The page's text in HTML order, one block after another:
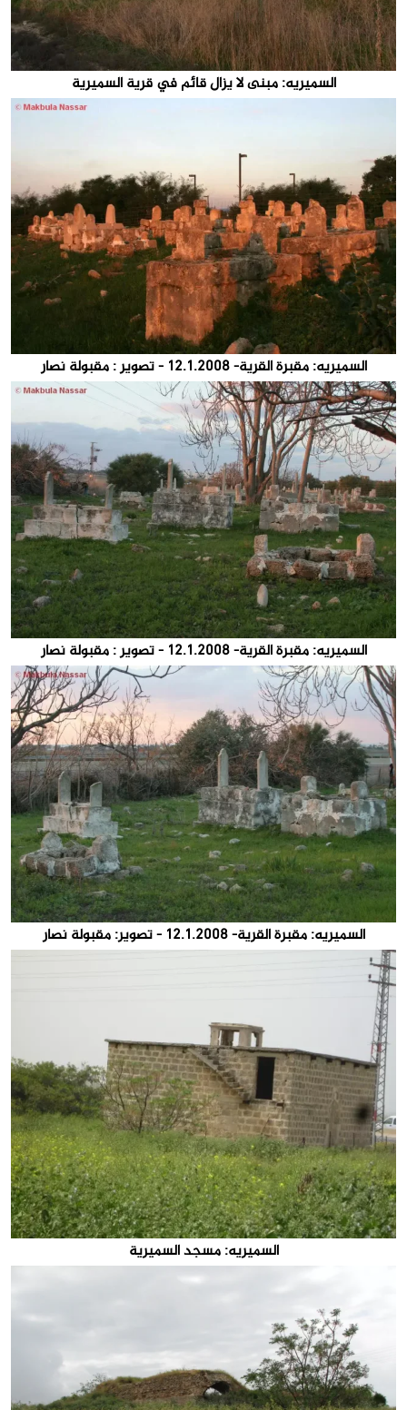
السميريه: مبنى لا يزال قائم في قرية السميرية
السميريه: مقبرة القرية- 12.1.2008 - تصوير : مقبولة نصار
السميريه: مقبرة القرية- 12.1.2008 - تصوير : مقبولة نصار
السميريه: مقبرة القرية- 12.1.2008 - تصوير: مقبولة نصار
السميريه: مسجد السميرية